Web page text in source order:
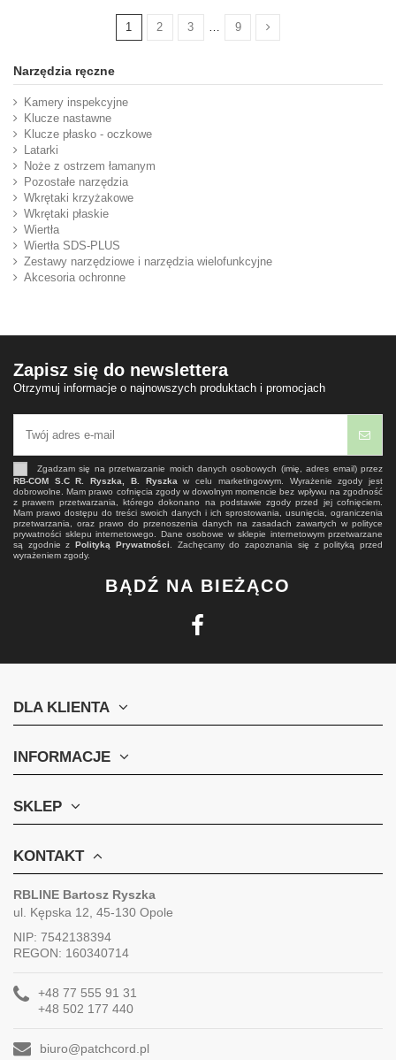
1 2 3 9
Narzędzia ręczne
Kamery inspekcyjne
Klucze nastawne
Klucze płasko - oczkowe
Latarki
Noże z ostrzem łamanym
Pozostałe narzędzia
Wkrętaki krzyżakowe
Wkrętaki płaskie
Wiertła
Wiertła SDS-PLUS
Zestawy narzędziowe i narzędzia wielofunkcyjne
Akcesoria ochronne
Zapisz się do newslettera
Otrzymuj informacje o najnowszych produktach i promocjach
Zgadzam się na przetwarzanie moich danych osobowych (imię, adres email) przez
RB-COM S.C R. Ryszka, B. Ryszka w celu marketingowym. Wyrażenie zgody jest
dobrowolne. Mam prawo cofnięcia zgody w dowolnym momencie bez wpływu na zgodność
z prawem przetwarzania, którego dokonano na podstawie zgody przed jej cofnięciem.
Mam prawo dostępu do treści swoich danych i ich sprostowania, usunięcia, ograniczenia
przetwarzania, oraz prawo do przenoszenia danych na zasadach zawartych w polityce
prywatności sklepu internetowego. Dane osobowe w sklepie internetowym przetwarzane
są zgodnie zPolityką Prywatności . Zachęcamy do zapoznania się z polityką przed
wyrażeniem zgody.
BĄDŹ NA BIEŻĄCO
DLA KLIENTA
INFORMACJE
SKLEP
KONTAKT
RBLINE Bartosz Ryszka
ul. Kępska 12, 45-130 Opole
NIP: 7542138394
REGON: 160340714
+48 77 555 91 31
+48 502 177 440
biuro@patchcord.pl